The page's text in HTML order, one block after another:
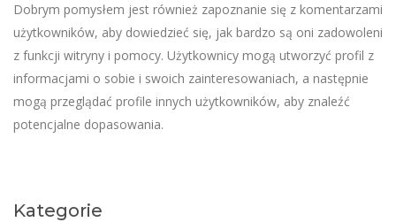
Dobrym pomysłem jest również zapoznanie się z komentarzami
użytkowników, aby dowiedzieć się, jak bardzo są oni zadowoleni
z funkcji witryny i pomocy. Użytkownicy mogą utworzyć profil z
informacjami o sobie i swoich zainteresowaniach, a następnie
mogą przeglądać profile innych użytkowników, aby znaleźć
potencjalne dopasowania.
Kategorie